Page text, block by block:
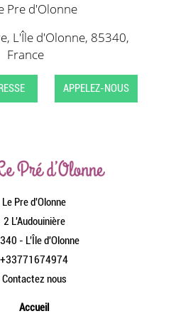
Pre d'Olonne
L'Île d'Olonne, 85340,
France
APPELEZ-NOUS
Le Pre d'Olonne
2 L'Audouinière
- L'Île d'Olonne
+33771674974
Contactez nous
Accueil